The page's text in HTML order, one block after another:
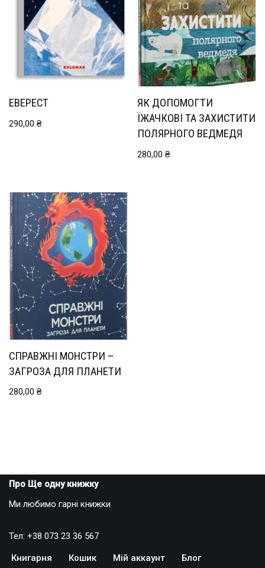
ЕВЕРЕСТ
290,00 ₴
ЯК ДОПОМОГТИ
ЇЖАЧКОВІ ТА ЗАХИСТИТИ
ПОЛЯРНОГО ВЕДМЕДЯ
280,00₴
СПРАВЖНІ МОНСТРИ –
ЗАГРОЗА ДЛЯ ПЛАНЕТИ
280,00 ₴
Про Ще одну книжку
Ми любимо гарні книжки
Тел: +38 073 23 36 567
Книгарня Кошик Мій аккаунт
Блог